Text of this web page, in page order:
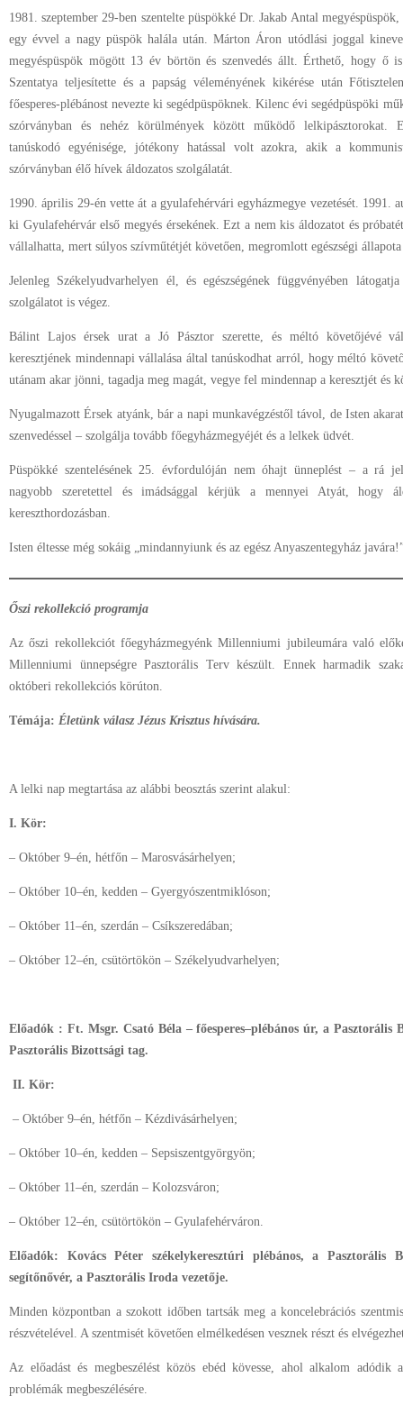
1981. szeptember 29-ben szentelte püspökké Dr. Jakab Antal
egy évvel a nagy püspök halála után. Márton Áron utódlási joggal
megyéspüspök mögött 13 év börtön és szenvedés állt. Érthető, hogy ő
Szentatya teljesítette és a papság véleményének kikérése után
főesperes-plébánost nevezte ki segédpüspöknek. Kilenc évi segédpüspöki
szórványban és nehéz körülmények között működő lelkipásztorokat.
tanúskodó egyénisége, jótékony hatással volt azokra, akik a
szórványban élő hívek áldozatos szolgálatát.
1990. április 29-én vette át a gyulafehérvári egyházmegye vezetését. 1991.
ki Gyulafehérvár első megyés érsekének. Ezt a nem kis áldozatot és
vállalhatta, mert súlyos szívműtétjét követően, megromlott egészségi
Jelenleg Székelyudvarhelyen él, és egészségének függvényében
szolgálatot is végez.
Bálint Lajos érsek urat a Jó Pásztor szerette, és méltó követőjévé
keresztjének mindennapi vállalása által tanúskodhat arról, hogy méltó
utánam akar jönni, tagadja meg magát, vegye fel mindennap a keresztjét és
Nyugalmazott Érsek atyánk, bár a napi munkavégzéstől távol, de Isten
szenvedéssel – szolgálja tovább főegyházmegyéjét és a lelkek üdvét.
Püspökké szentelésének 25. évfordulóján nem óhajt ünneplést – a rá
nagyobb szeretettel és imádsággal kérjük a mennyei Atyát, hogy
kereszthordozásban.
Isten éltesse még sokáig „mindannyiunk és az egész Anyaszentegyház
Őszi rekollekció programja
Az őszi rekollekciót főegyházmegyénk Millenniumi jubileumára való
Millenniumi ünnepségre Pasztorális Terv készült. Ennek harmadik
októberi rekollekciós körúton.
Témája: Életünk válasz Jézus Krisztus hívására.
A lelki nap megtartása az alábbi beosztás szerint alakul:
I. Kör:
– Október 9–én, hétfőn – Marosvásárhelyen;
– Október 10–én, kedden – Gyergyószentmiklóson;
– Október 11–én, szerdán – Csíkszeredában;
– Október 12–én, csütörtökön – Székelyudvarhelyen;
Előadók : Ft. Msgr. Csató Béla – főesperes–plébános úr, a
Pasztorális Bizottsági tag.
II. Kör:
– Október 9–én, hétfőn – Kézdivásárhelyen;
– Október 10–én, kedden – Sepsiszentgyörgyön;
– Október 11–én, szerdán – Kolozsváron;
– Október 12–én, csütörtökön – Gyulafehérváron.
Előadók: Kovács Péter székelykeresztúri plébános, a Pasztorális
segítőnővér, a Pasztorális Iroda vezetője.
Minden központban a szokott időben tartsák meg a koncelebrációs
részvételével. A szentmisét követően elmélkedésen vesznek részt és
Az előadást és megbeszélést közös ebéd kövesse, ahol alkalom adódik
problémák megbeszélésére.